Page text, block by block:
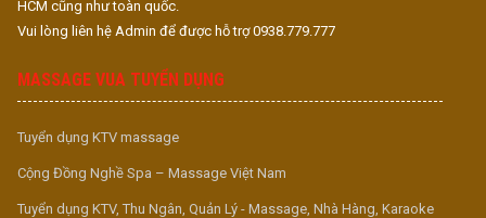
HCM cũng như toàn quốc.
Vui lòng liên hệ Admin để được hỗ trợ 0938.779.777
MASSAGE VUA TUYỂN DỤNG
Tuyển dụng KTV massage
Cộng Đồng Nghề Spa – Massage Việt Nam
Tuyển dụng KTV, Thu Ngân, Quản Lý - Massage, Nhà Hàng, Karaoke